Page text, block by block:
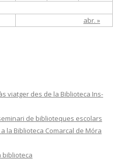
abr. »
viatger des de la Biblioteca Ins-
de biblioteques escolars
a la Biblioteca Comarcal de Móra
biblioteca